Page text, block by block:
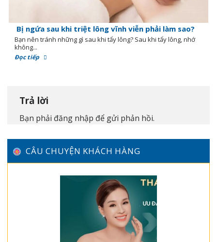
Bị ngứa sau khi triệt lông vĩnh viễn phải làm sao?
Bạn nên tránh những gì sau khi tẩy lông? Sau khi tẩy lông, nhớ
không...
Đọc tiếp
Trả lời
Bạn phải đăng nhập để gửi phản hồi.
CÂU CHUYỆN KHÁCH HÀNG